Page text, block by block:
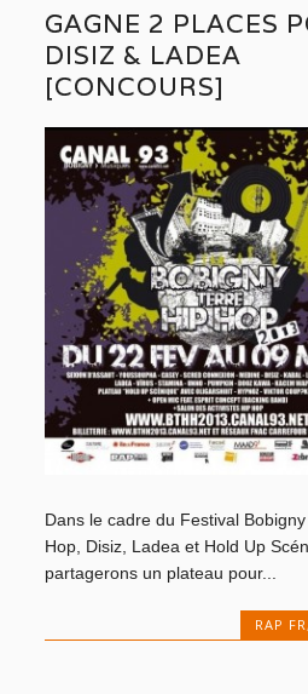
GAGNE 2 PLACES
DISIZ & LADEA
[CONCOURS]
Dans le cadre du Festival
Hop, Disiz, Ladea et Hold Up
partagerons un plateau pour...
RAP FR,